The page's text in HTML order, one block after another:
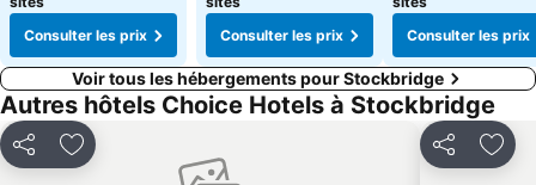
Consulter les prix
Consulter les prix
Consulter les prix
Voir tous les hébergements pour Stockbridge
Autres hôtels Choice Hotels à Stockbridge
PartagerAjouter à mes favoris Partager